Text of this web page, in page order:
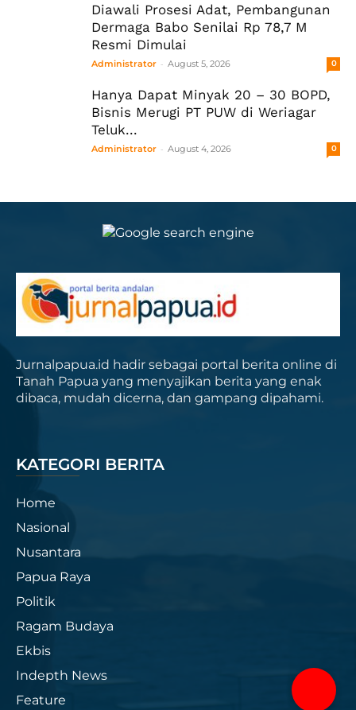
Diawali Prosesi Adat, Pembangunan
Dermaga Babo Senilai Rp 78,7 M
Resmi Dimulai
Administrator - August 5, 2026 0
Hanya Dapat Minyak 20 – 30 BOPD,
Bisnis Merugi PT PUW di Weriagar
Teluk...
Administrator - August 4, 2026 0
Jurnalpapua.id hadir sebagai portal berita online di
Tanah Papua yang menyajikan berita yang enak
dibaca, mudah dicerna, dan gampang dipahami.
KATEGORI BERITA
Home
Nasional
Nusantara
Papua Raya
Politik
Ragam Budaya
Ekbis
Indepth News
Feature